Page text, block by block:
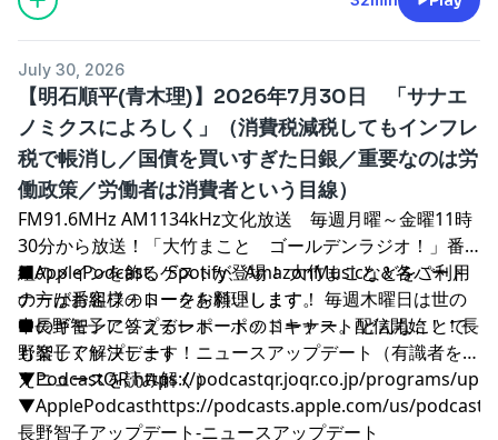
July 30, 2026
【明石順平(青木理)】2026年7月30日 「サナエ
ノミクスによろしく」（消費税減税してもインフレ
税で帳消し／国債を買いすぎた日銀／重要なのは労
働政策／労働者は消費者という目線）
FM91.6MHz AM1134kHz文化放送 毎週月曜～金曜11時
30分から放送！「大竹まこと ゴールデンラジオ！」番
組のメインを飾るゲストが登場！ 大竹まこと＆各パート
ナーがお客様のトークを料理します。 毎週木曜日は世の
中のギモンに答えるレポートのコーナー。 どんなことで
も楽しく解決します！
■ApplePodcast、Spotify、AmazonMusicなどをご利用
の方は番組フォローをお願いします！
■長野智子アップデート ポッドキャスト配信開始！！長
野智子アップデート ニュースアップデート（有識者を迎
えニュースを読み解く）
▼PodcastQR⁠⁠⁠⁠⁠⁠⁠⁠⁠⁠⁠⁠⁠⁠⁠⁠⁠⁠⁠⁠⁠⁠⁠⁠⁠⁠⁠⁠⁠⁠⁠⁠⁠⁠⁠⁠⁠⁠⁠⁠⁠⁠⁠⁠⁠⁠⁠⁠⁠⁠⁠⁠⁠⁠⁠⁠⁠⁠⁠⁠⁠⁠⁠⁠⁠⁠⁠⁠⁠⁠⁠⁠⁠⁠⁠⁠⁠⁠⁠⁠⁠⁠⁠⁠⁠⁠⁠⁠⁠⁠⁠⁠⁠⁠⁠⁠⁠⁠⁠⁠⁠⁠⁠⁠⁠⁠⁠⁠⁠⁠⁠⁠⁠⁠⁠⁠⁠⁠⁠⁠⁠⁠⁠⁠⁠⁠⁠⁠⁠⁠⁠⁠⁠⁠⁠⁠⁠⁠⁠⁠⁠⁠⁠⁠⁠⁠⁠⁠⁠⁠⁠⁠⁠⁠⁠https://podcastqr.joqr.co.jp/programs/up⁠⁠⁠⁠⁠⁠⁠⁠⁠⁠⁠⁠⁠⁠⁠⁠⁠⁠⁠⁠⁠⁠⁠⁠⁠⁠⁠⁠⁠⁠⁠⁠⁠⁠⁠⁠⁠⁠⁠⁠⁠⁠⁠⁠⁠⁠⁠⁠⁠⁠⁠⁠⁠⁠⁠⁠⁠⁠⁠⁠⁠⁠⁠⁠⁠⁠⁠⁠⁠⁠⁠⁠⁠⁠⁠⁠⁠⁠⁠⁠⁠⁠⁠⁠⁠⁠⁠⁠⁠⁠⁠⁠⁠⁠⁠⁠⁠⁠⁠⁠⁠⁠⁠⁠⁠⁠⁠⁠⁠⁠⁠⁠⁠⁠⁠⁠⁠⁠⁠⁠⁠⁠⁠⁠⁠⁠⁠⁠⁠⁠⁠⁠⁠⁠⁠⁠⁠⁠⁠⁠⁠⁠⁠⁠⁠⁠⁠⁠⁠⁠⁠⁠⁠⁠⁠
▼ApplePodcast⁠⁠⁠⁠⁠⁠⁠⁠⁠⁠⁠⁠⁠⁠⁠⁠⁠⁠⁠⁠⁠⁠⁠⁠⁠⁠⁠⁠⁠⁠⁠⁠⁠⁠⁠⁠⁠⁠⁠⁠⁠⁠⁠⁠⁠⁠⁠⁠⁠⁠⁠⁠⁠⁠⁠⁠⁠⁠⁠⁠⁠⁠⁠⁠⁠⁠⁠⁠⁠⁠⁠⁠⁠⁠⁠⁠⁠⁠⁠⁠⁠⁠⁠⁠⁠⁠⁠⁠⁠⁠⁠⁠⁠⁠⁠⁠⁠⁠⁠⁠⁠⁠⁠⁠⁠⁠⁠⁠⁠⁠⁠⁠⁠⁠⁠⁠⁠⁠⁠⁠⁠⁠⁠⁠⁠⁠⁠⁠⁠⁠⁠⁠⁠⁠⁠⁠⁠⁠⁠⁠⁠⁠⁠⁠⁠⁠⁠⁠⁠⁠⁠⁠⁠⁠⁠https://podcasts.apple.com/us/podcast/
長野智子アップデート-ニュースアップデート⁠⁠⁠⁠⁠⁠⁠⁠⁠⁠⁠⁠⁠⁠⁠⁠⁠⁠⁠⁠⁠⁠⁠⁠⁠⁠⁠⁠⁠⁠⁠⁠⁠⁠⁠⁠⁠⁠⁠⁠⁠⁠⁠⁠⁠⁠⁠⁠⁠⁠⁠⁠⁠⁠⁠⁠⁠⁠⁠⁠⁠⁠⁠⁠⁠⁠⁠⁠⁠⁠⁠⁠⁠⁠⁠⁠⁠⁠⁠⁠⁠⁠⁠⁠⁠⁠⁠⁠⁠⁠⁠⁠⁠⁠⁠⁠⁠⁠⁠⁠⁠⁠⁠⁠⁠⁠⁠⁠⁠⁠⁠⁠⁠⁠⁠⁠⁠⁠⁠⁠⁠⁠⁠⁠⁠⁠⁠⁠⁠⁠⁠⁠⁠⁠⁠⁠⁠⁠⁠⁠⁠⁠⁠⁠⁠⁠⁠⁠⁠⁠⁠⁠⁠⁠⁠